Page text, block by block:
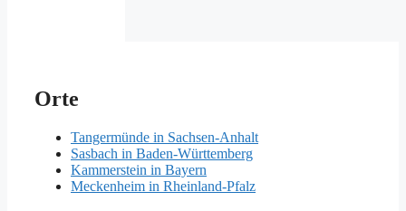
Orte
Tangermünde in Sachsen-Anhalt
Sasbach in Baden-Württemberg
Kammerstein in Bayern
Meckenheim in Rheinland-Pfalz